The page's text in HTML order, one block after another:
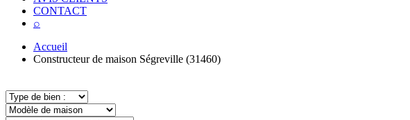
CONTACT
⌕
Accueil
Constructeur de maison Ségreville (31460)